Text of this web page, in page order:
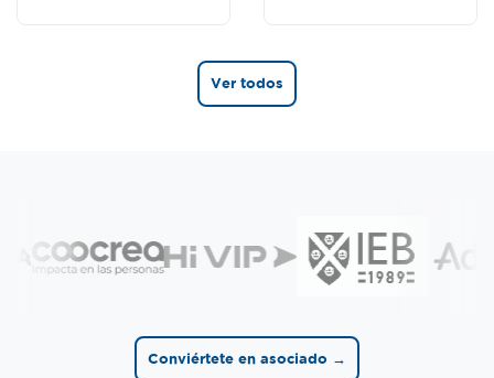
Ver todos
Conviértete en asociado →